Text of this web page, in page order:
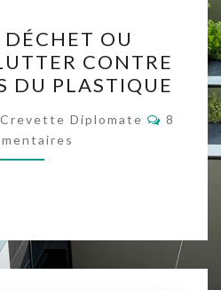
ZÉRO
DÉCHET
OU
COMMENT
LUTTER
CONTRE
DU
PLASTIQUE
DÉCHET OU
CONTRE
DU PLASTIQUE
Crevette Diplomate
8